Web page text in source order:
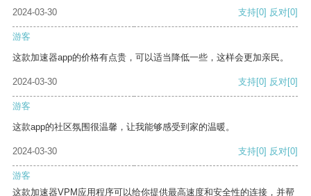
2024-03-30 支持[0] 反对[0]
游客
这款加速器app的价格有点贵，可以适当降低一些，这样会更加亲民。
2024-03-30 支持[0] 反对[0]
游客
这款app的社区氛围很温馨，让我能够感受到家的温暖。
2024-03-30 支持[0] 反对[0]
游客
这款加速器VPM应用程序可以给你提供最高速度和安全性的连接，并帮